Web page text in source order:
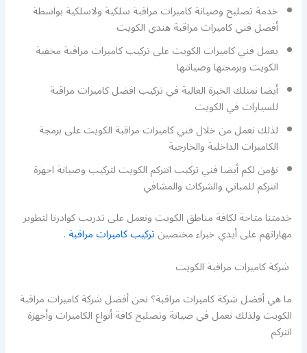
خدمة تصليح وصيانة كاميرات مراقبة سلكية ولاسلكية بواسطة
أفضل فني كاميرات مراقبة هندي الكويت
يعمل فني كاميرات الكويت على تركيب كاميرات مراقبة مخفية
الكويت وبرمجتها وصيانتها
أيضا نمتلك الخبرة العالية في تركيب افضل كاميرات مراقبة
للسيارات في الكويت
لذلك نعمل من خلال فني كاميرات مراقبة الكويت على برمجة
الكاميرات الداخلية والخارجية
نؤمن لكم أيضا فني تركيب انتركم الكويت لتركيب وصيانة اجهزة
انتركم للمباني والشركات والمشافي
خدمتنا متاحة لكافة مناطق الكويت ونعمل على تدريب كوادرنا لتطوير
مهاراتهم على أيدي خبراء مختصينتركيب كاميرات مراقبة.
شركة كاميرات مراقبة الكويت
ما هي أفضل شركة كاميرات مراقبة؟ نحن أفضل شركة كاميرات مراقبة
الكويت ولذلك نعمل في صيانة وتصليح كافة أنواع الكاميرات وأجهزة
انتركم